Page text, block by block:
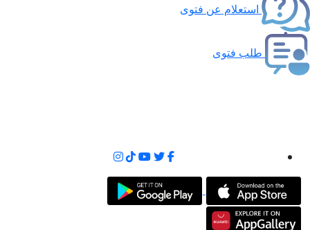
استعلام عن فتوى
طلب فتوى